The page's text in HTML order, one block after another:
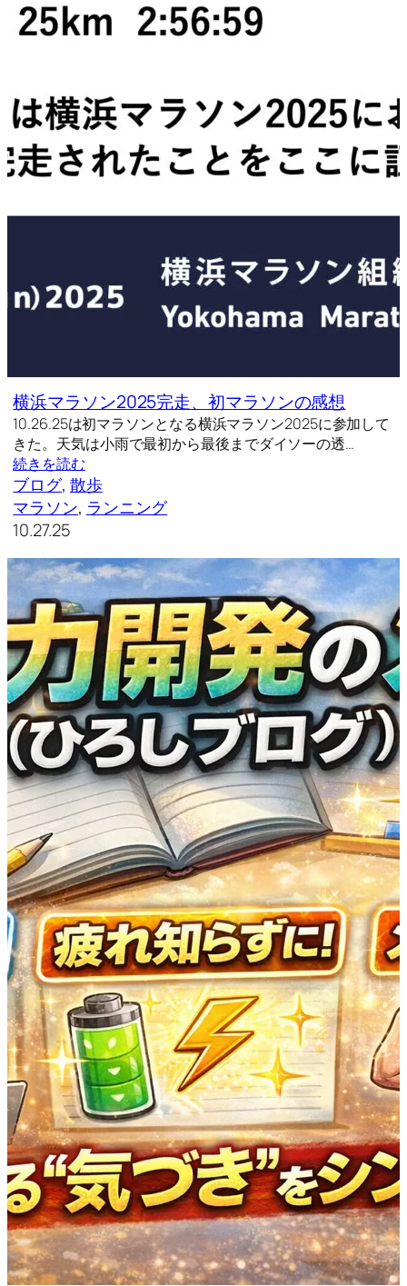
横浜マラソン2025完走、初マラソンの感想
10.26.25は初マラソンとなる横浜マラソン2025に参加して
きた。天気は小雨で最初から最後までダイソーの透…
続きを読む
ブログ, 散歩
マラソン, ランニング
10.27.25